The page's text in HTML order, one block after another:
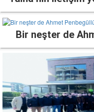
Bir neşter de